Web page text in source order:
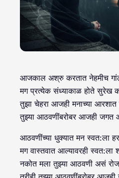
आजकाल अश्रु करतात नेहमीच
मग प्रत्येक संध्याकाळ होते सुरेख
तुझा चेहरा आजही मनाच्या
तुझ्या आठवणींबरोबर आजही जगत
आठवणींच्या धुक्यात मन स्वत:ला
मग वास्तवात आल्यावरही स्वत:ला
नकोत मला तुझ्या आठवणी असं